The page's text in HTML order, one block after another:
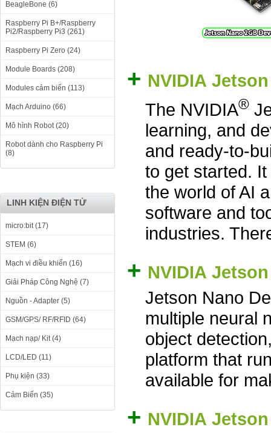
BeagleBone (6)
Raspberry Pi B+/Raspberry
Pi2/Raspberry Pi3 (261)
Raspberry Pi Zero (24)
Module Boards (208)
Modules cảm biến (113)
Mạch Arduino (66)
Mô hình Robot (20)
Robot dành cho Raspberry Pi
(8)
LINH KIỆN ĐIỆN TỬ
micro:bit (17)
STEM (6)
Mạch vi điều khiển (16)
Giải Pháp Công Nghệ (7)
Nguồn - Adapter (5)
GSM/GPS/ RF/RFID (64)
Mạch nạp/ Kit (4)
LCD/LED (11)
Phụ kiện (33)
Cảm Biến (35)
+ NVIDIA
The NVIDIA®
learning, and
and ready-to-
to get started.
the world of AI
software and
industries.
+ NVIDIA
Jetson Nano
multiple neural
object
platform that
available for
+ NVIDIA